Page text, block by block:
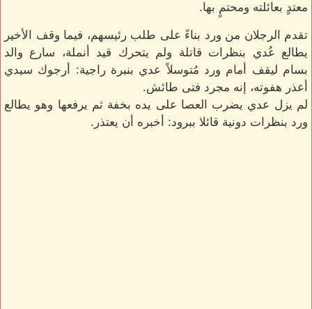
معتدٍ بعائلته ومحتمٍ بها.
تقدم الرجلان من ورد بناءً على طلب رئيسهم، فيما وقف الأخير
يطالع عُدي بنظرات قاتلة ولم يتحرك قيد أنملة، سارع والد
بسام ليقف أمام ورد مُتوسلاً عدي بنبرة راجية: أرجوك سيدي
أعذر هفوته، إنه مجرد فتى طائش.
لم يزل عدي يضرب العصا على يده بخفة ثم يرفعها وهو يطالع
ورد بنظرات دونية قائلا ببرود: أخبره أن يعتذر.